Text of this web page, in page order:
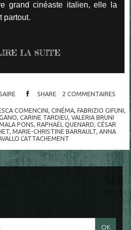
grand cinéaste italien, elle la
partout.
LA SUITE
SHARE 2 COMMENTAIRES
COMENCINI ,CINÉMA ,FABRIZIO GIFUNI
CARINE TARDIEU VALERIA BRUNI
PONS ,RAPHAËL QUENARD ,CÉSAR
, MARIE-CHRISTINE BARRAULT, ANNA
L'ATTACHEMENT